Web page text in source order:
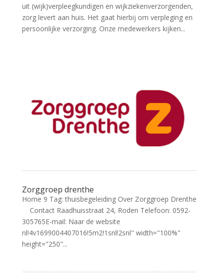
uit (wijk)verpleegkundigen en wijkziekenverzorgenden,
zorg levert aan huis. Het gaat hierbij om verpleging en
persoonlijke verzorging. Onze medewerkers kijken...
Zorggroep drenthe
Home 9 Tag: thuisbegeleiding Over Zorggroep Drenthe
Contact Raadhuisstraat 24, Roden Telefoon: 0592-
305765E-mail: Naar de website
nl!4v1699004407016!5m2!1snl!2snl" width="100%"
height="250"...